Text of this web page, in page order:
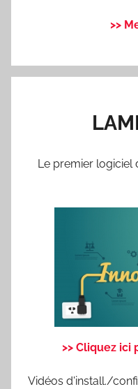
>>
Le premier logiciel
>> Cliquez ici
Vidéos d'install./